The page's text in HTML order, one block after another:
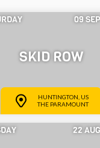
09
SKID ROW
HUNTINGTON, US
THE PARAMOUNT
22